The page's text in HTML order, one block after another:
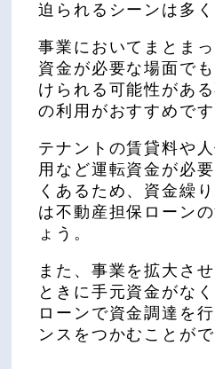
迫られるシーンは多く
事業においてまとま
資金が必要な場面で
けられる可能性があ
の利用がおすすめです
テナントの賃貸料や
用など運転資金が必
くあるため、資金繰
は不動産担保ローン
ょう。
また、事業を拡大さ
ときに手元資金がな
ローンで資金調達を
ンスをつかむことがで